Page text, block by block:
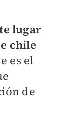
lugar
chile
es el
de